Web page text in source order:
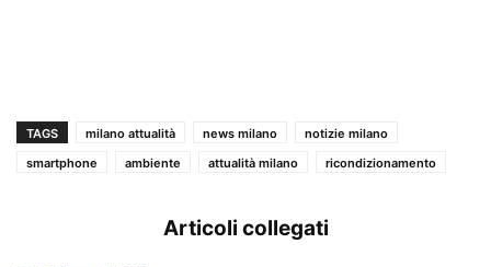
TAGS milano attualità news milano
notizie milano
smartphone
ambiente attualità milano ricondizionamento
Articoli collegati